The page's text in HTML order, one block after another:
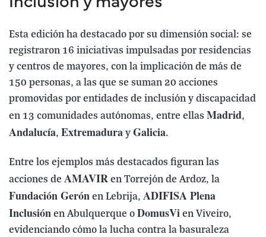
Inclusión y mayores
Esta edición ha destacado por su dimensión social: se
registraron 16 iniciativas impulsadas por residencias
y centros de mayores, con la implicación de más de
150 personas, a las que se suman 20 acciones
promovidas por entidades de inclusión y discapacidad
en 13 comunidades autónomas, entre ellas Madrid,
Andalucía, Extremadura y Galicia.
Entre los ejemplos más destacados figuran las
acciones de AMAVIR en Torrejón de Ardoz, la
Fundación Gerón en Lebrija, ADIFISA Plena
Inclusión en Abulquerque o DomusVi en Viveiro,
evidenciando cómo la lucha contra la basuraleza